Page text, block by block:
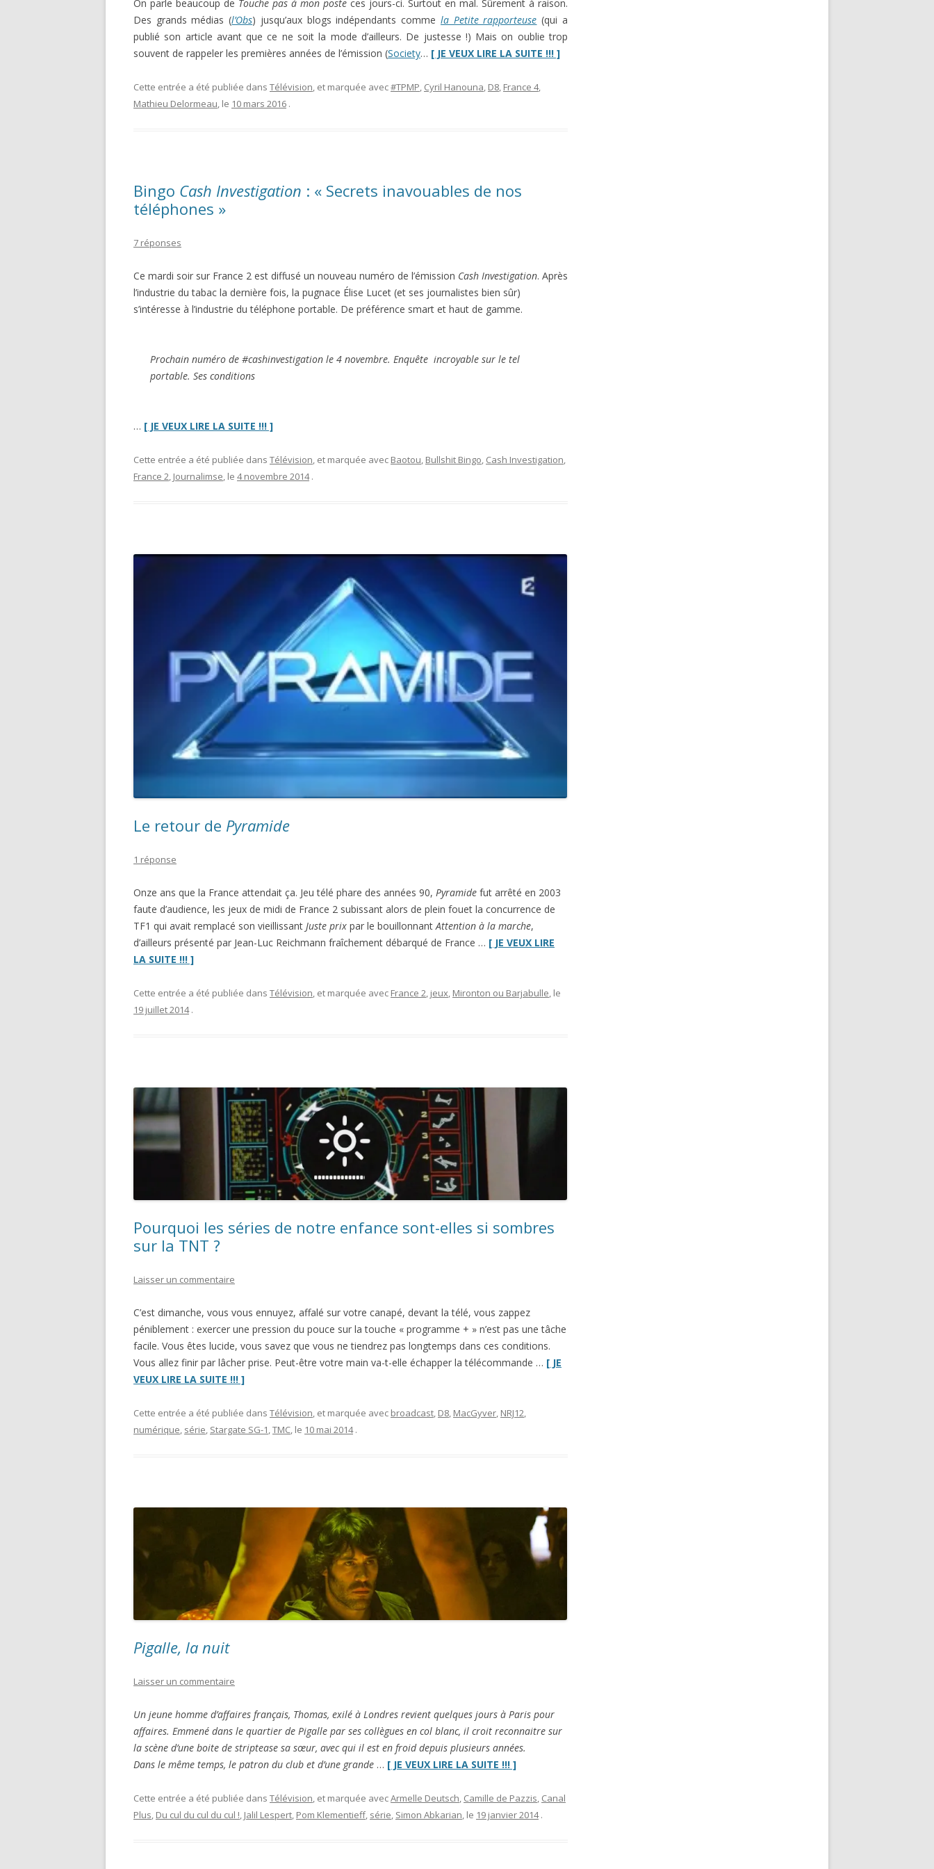
On parle beaucoup de Touche pas à mon poste ces jours-ci. Surtout en mal. Sûrement à raison.
Des grands médias (l’Obs) jusqu’aux blogs indépendants comme la Petite rapporteuse (qui a
publié son article avant que ce ne soit la mode d’ailleurs. De justesse !) Mais on oublie trop
souvent de rappeler les premières années de l’émission (Society… [ JE VEUX LIRE LA SUITE !!! ]“TPMP,
Cette entrée a été publiée dans Télévision, et marquée avec#TPMP, Cyril Hanouna, D8, France 4,
Mathieu Delormeau, le 10 mars 2016 .
Bingo Cash Investigation : « Secrets inavouables de nos
téléphones »
7 réponses
Ce mardi soir sur France 2 est diffusé un nouveau numéro de l’émission Cash Investigation. Après
l’industrie du tabac la dernière fois, la pugnace Élise Lucet (et ses journalistes bien sûr)
s’intéresse à l’industrie du téléphone portable. De préférence smart et haut de gamme.
Prochain numéro de #cashinvestigation le 4 novembre. Enquête incroyable sur le tel
portable. Ses conditions
… [ JE VEUX LIRE LA SUITE !!! ]“Bingo
Investigation
:
téléphones »”
Cette entrée a été publiée dans Télévision, et marquée avec Baotou, Bullshit Bingo, Cash Investigation,
France 2, Journalimse, le 4 novembre 2014 .
Le retour de Pyramide
1 réponse
Onze ans que la France attendait ça. Jeu télé phare des années 90, Pyramide fut arrêté en 2003
faute d’audience, les jeux de midi de France 2 subissant alors de plein fouet la concurrence de
TF1 qui avait remplacé son vieillissant Juste prix par le bouillonnantAttention à la marche,
d’ailleurs présenté par Jean-Luc Reichmann fraîchement débarqué de France … [ JE VEUX LIRE
LA SUITE !!! ]“Le
de
Cette entrée a été publiée dans Télévision, et marquée avec France 2, jeux, Mironton ou Barjabulle, le
19 juillet 2014 .
Pourquoi les séries de notre enfance sont-elles si sombres
sur la TNT ?
Laisser un commentaire
C’est dimanche, vous vous ennuyez, affalé sur votre canapé, devant la télé, vous zappez
péniblement : exercer une pression du pouce sur la touche « programme + » n’est pas une tâche
facile. Vous êtes lucide, vous savez que vous ne tiendrez pas longtemps dans ces conditions.
Vous allez finir par lâcher prise. Peut-être votre main va-t-elle échapper la télécommande … [ JE
VEUX LIRE LA SUITE !!! ]“Pourquoi
séries
de
si
sur
la
Cette entrée a été publiée dans Télévision, et marquée avec broadcast, D8, MacGyver, NRJ12,
numérique, série, Stargate SG-1,TMC, le 10 mai 2014 .
Pigalle, la nuit
Laisser un commentaire
Un jeune homme d’affaires français, Thomas, exilé à Londres revient quelques jours à Paris pour
affaires. Emmené dans le quartier de Pigalle par ses collègues en col blanc, il croit reconnaitre sur
la scène d’une boite de striptease sa sœur, avec qui il est en froid depuis plusieurs années.
Dans le même temps, le patron du club et d’une grande … [ JE VEUX LIRE LA SUITE !!! ]“
nuit”
Cette entrée a été publiée dans Télévision, et marquée avecArmelle Deutsch, Camille de Pazzis, Canal
Plus, Du cul du cul du cul !, Jalil Lespert, Pom Klementieff, série, Simon Abkarian, le 19 janvier 2014 .